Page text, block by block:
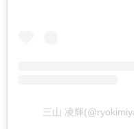
三山 凌輝